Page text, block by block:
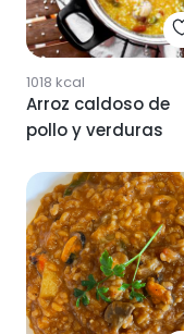
1018 kcal
Arroz caldoso de
pollo y verduras